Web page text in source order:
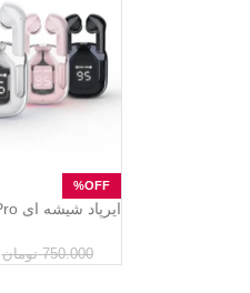
750.000 تومان